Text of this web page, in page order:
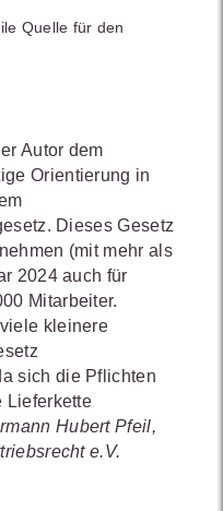
Quelle für den
Autor dem
Orientierung in
Dieses Gesetz
(mit mehr als
2024 auch für
Mitarbeiter.
kleinere
sich die Pflichten
Lieferkette
Hubert Pfeil,
e.V.